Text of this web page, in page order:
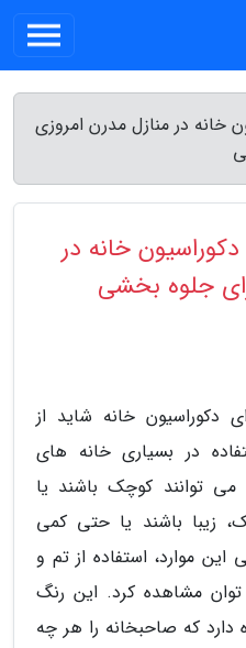
خانه در منازل مدرن امروزی
خانه در
جلوه بخشی
دکوراسیون خانه شاید از
در بسیاری خانه های
توانند کوچک باشند یا
زیبا باشند یا حتی کمی
موارد، استفاده از تم و
مشاهده کرد. این رنگ
دارد که صاحبخانه را هر چه